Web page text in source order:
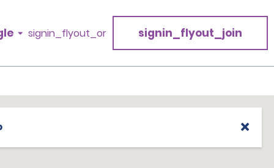
signin_flyout_or signin_flyout_join